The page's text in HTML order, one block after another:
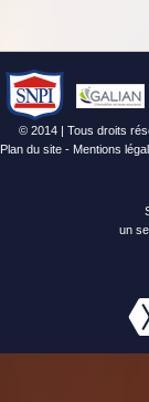
© 2014 | Tous droits
Plan du site - Mentions
un